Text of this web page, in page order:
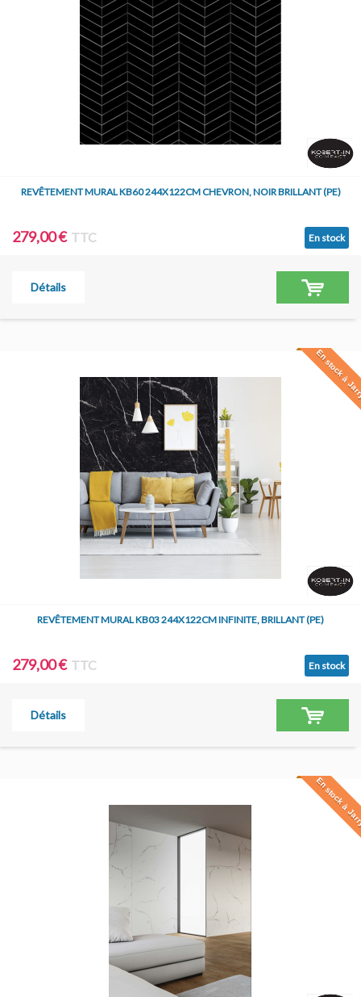
REVÊTEMENT MURAL KB60 244X122CM CHEVRON, NOIR BRILLANT (PE)
279,00 € TTC En stock
Détails
En stock à
REVÊTEMENT MURAL KB03 244X122CM INFINITE, BRILLANT (PE)
279,00 € TTC En stock
Détails
En stock à